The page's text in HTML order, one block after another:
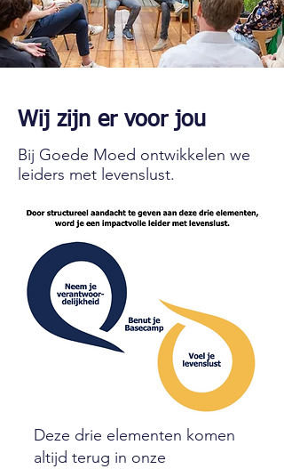
Wij zijn er voor jou
Bij Goede Moed ontwikkelen we
leiders met levenslust.
Deze drie elementen komen
altijd terug in onze